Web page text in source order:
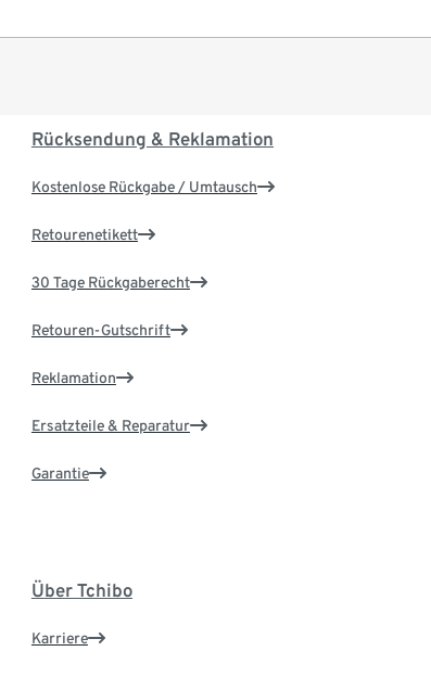
Rücksendung & Reklamation
Kostenlose Rückgabe / Umtausch
Retourenetikett
30 Tage Rückgaberecht
Retouren-Gutschrift
Reklamation
Ersatzteile & Reparatur
Garantie
Über Tchibo
Karriere